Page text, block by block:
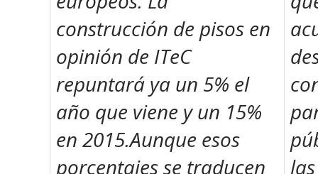
construcción de pisos en
opinión de ITeC
repuntará ya un 5% el
año que viene y un 15%
en 2015.Aunque esos
porcentajes se traducen
las